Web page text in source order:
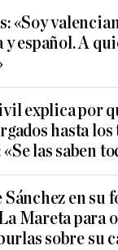
«Soy
español. A
explica por
hasta los
las saben
en su
Mareta para
sobre su